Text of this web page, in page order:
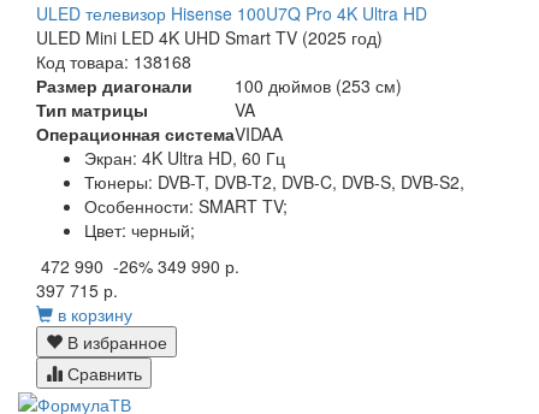
ULED телевизор Hisense 100U7Q Pro 4K Ultra HD
ULED Mini LED 4K UHD Smart TV (2025 год)
Код товара: 138168
Размер диагонали
100 дюймов (253 см)
Тип матрицы
VA
Операционная системаVIDAA
Экран: 4K Ultra HD, 60 Гц
Тюнеры: DVB-T, DVB-T2, DVB-C, DVB-S, DVB-S2,
Особенности: SMART TV;
Цвет: черный;
472 990 -26% 349 990 р.
397 715 р.
в корзину
В избранное
Сравнить